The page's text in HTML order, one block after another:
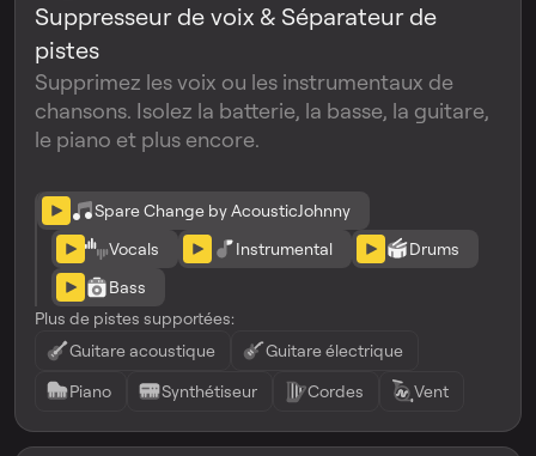
Suppresseur de voix & Séparateur de
pistes
Supprimez les voix ou les instrumentaux de
chansons. Isolez la batterie, la basse, la guitare,
le piano et plus encore.
Spare Change by AcousticJohnny
Vocals
Instrumental
Drums
Bass
Plus de pistes supportées:
Guitare acoustique
Guitare électrique
Piano
Synthétiseur Cordes Vent